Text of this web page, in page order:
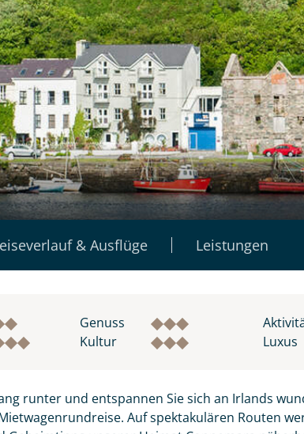
& Ausflüge Leistungen
Genuss
Kultur Luxus
runter und entspannen Sie sich an Irlands
Auf spektakulären Routen